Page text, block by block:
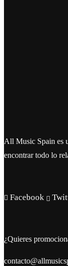
All Music Spain es
encontrar todo lo
Facebook
¿Quieres